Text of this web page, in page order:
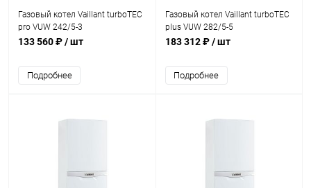
Газовый котел Vaillant turboTEC
pro VUW 242/5-3
133 560 ₽/ шт
Подробнее
Газовый котел Vaillant turboTEC
plus VUW 282/5-5
183 312 ₽/ шт
Подробнее